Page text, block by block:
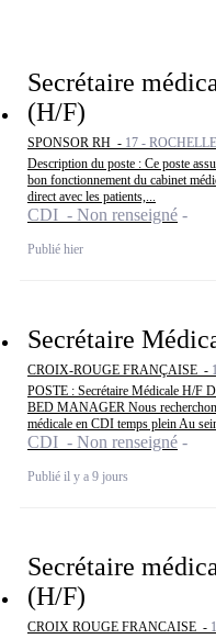
Secrétaire
(H/F)
SPONSOR RH - 17 - ROCHELLE
Description du poste : Ce poste
bon fonctionnement du cabinet
direct avec les patients,...
CDI - Non renseigné
Publié hier
Secrétaire
CROIX-ROUGE FRANÇAISE -
POSTE : Secrétaire Médicale H/F
BED MANAGER Nous
médicale en CDI temps plein Au
CDI - Non renseigné
Publié il y a 9 jours
Secrétaire
(H/F)
CROIX ROUGE FRANCAISE -